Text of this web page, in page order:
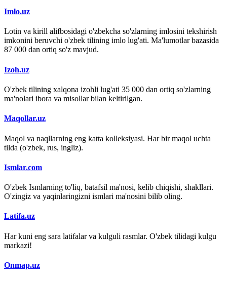
Imlo.uz
Lotin va kirill alifbosidagi o'zbekcha so'zlarning imlosini tekshirish
imkonini beruvchi o'zbek tilining imlo lug'ati. Ma'lumotlar bazasida
87 000 dan ortiq so'z mavjud.
Izoh.uz
O'zbek tilining xalqona izohli lug'ati 35 000 dan ortiq so'zlarning
ma'nolari ibora va misollar bilan keltirilgan.
Maqollar.uz
Maqol va naqllarning eng katta kolleksiyasi. Har bir maqol uchta
tilda (o'zbek, rus, ingliz).
Ismlar.com
O'zbek Ismlarning to'liq, batafsil ma'nosi, kelib chiqishi, shakllari.
O'zingiz va yaqinlaringizni ismlari ma'nosini bilib oling.
Latifa.uz
Har kuni eng sara latifalar va kulguli rasmlar. O'zbek tilidagi kulgu
markazi!
Onmap.uz